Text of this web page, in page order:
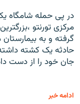
در پی حمله شامگاه
گرفته و به
حادثه یک کشته
جان خود را از دست
ادامه خبر